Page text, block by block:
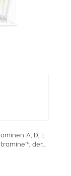
A, D, E
der...